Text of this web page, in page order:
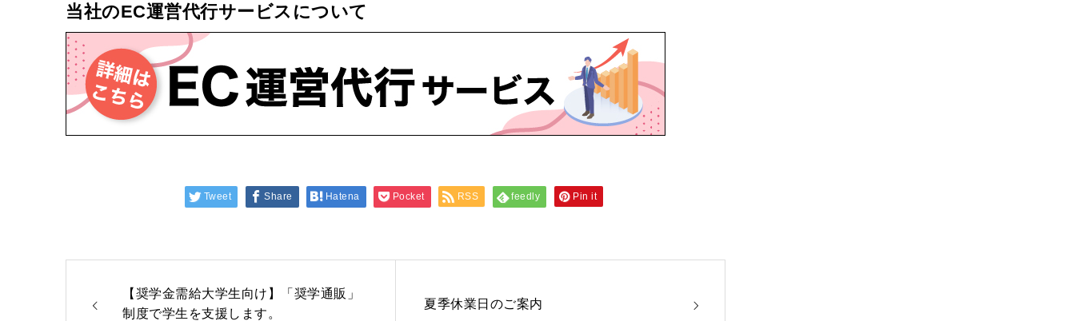
当社のEC運営代行サービスについて
Tweet Share Hatena Pocket RSS feedly Pin it
【奨学金需給大学生向け】「奨学通販」
制度で学生を支援します。
夏季休業日のご案内